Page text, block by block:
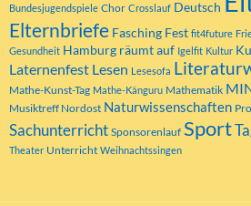
Bundesjugendspiele Chor Crosslauf Deutsch
Elternbriefe Fasching Fest fit4future
Gesundheit Hamburg räumt auf Igelfit Kultur
Laternenfest Lesen Lesesofa
Mathe-Kunst-Tag Mathe-Känguru Mathematik
Musiktreff Nordost Naturwissenschaften
Sachunterricht Sponsorenlauf Sport
Theater Unterricht Weihnachtssingen